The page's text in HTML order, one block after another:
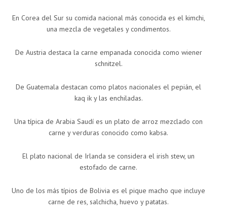
En Corea del Sur su comida nacional más conocida es el kimchi,
una mezcla de vegetales y condimentos.
De Austria destaca la carne empanada conocida como wiener
schnitzel.
De Guatemala destacan como platos nacionales el pepián, el
kaq ik y las enchiladas.
Una típica de Arabia Saudí es un plato de arroz mezclado con
carne y verduras conocido como kabsa.
El plato nacional de Irlanda se considera el irish stew, un
estofado de carne.
Uno de los más típios de Bolivia es el pique macho que incluye
carne de res, salchicha, huevo y patatas.